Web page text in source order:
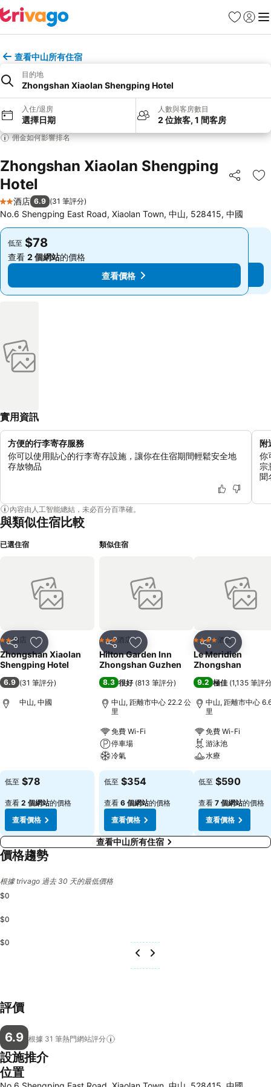
收藏夾
登入 選
查看中山所有住宿
目的地
Zhongshan Xiaolan Shengping Hotel
入住/退房
選擇日期
人數與客房數目
2 位旅客, 1 間客房
佣金如何影響排名
Zhongshan Xiaolan Shengping
Hotel
分享 放
2 星級
酒店 6.9 (31 筆評分)
No.6 Shengping East Road, Xiaolan Town, 中山, 528415, 中國
低至 $78
查看 2 個網站的價格
查看價格
低至 $78
查看 2 個網站的價格
查看價格
實用資訊
方便的行李寄存服務
你可以使用貼心的行李寄存設施，讓你在住宿期間輕鬆安全地
存放物品
附
你
宗
聞
內容由人工智能總結，未必百分百準確。
與類似住宿比較
已選住宿
分享 放到收藏夾
2 星級酒店
Zhongshan Xiaolan
Shengping Hotel
6.9 (31 筆評分)
中山, 中國
低至 $78
查看 2 個網站的價格
查看價格
類似住宿
分享 放到收藏夾
3 星級酒店
Hilton Garden Inn
Zhongshan Guzhen
8.3 很好 (813 筆評分)
中山, 距離市中心 22.2 公
里
免費 Wi-Fi
停車場
冷氣
低至 $354
查看 6 個網站的價格
查看價格
分享 放到收藏
4 星級 酒店
Le Meridien
Zhongshan
9.2 極佳 (1,135 筆評
中山, 距離市中心
里
免費 Wi-Fi
游泳池
水療
低至 $590
查看 7 個網站的價格
查看價格
查看中山所有住宿
價格趨勢
根據 trivago 過去 30 天的最低價格
$0
$0
$0
評價
6.9 根據 31 筆熱門網站評分
設施推介
位置